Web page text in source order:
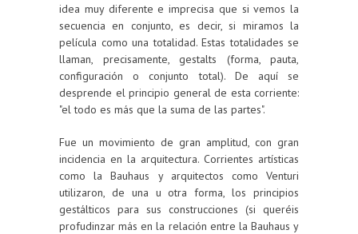
idea muy diferente e imprecisa que si vemos la
secuencia en conjunto, es decir, si miramos la
película como una totalidad. Estas totalidades se
llaman, precisamente, gestalts (forma, pauta,
configuración o conjunto total). De aquí se
desprende el principio general de esta corriente:
"el todo es más que la suma de las partes".
Fue un movimiento de gran amplitud, con gran
incidencia en la arquitectura. Corrientes artísticas
como la Bauhaus y arquitectos como Venturi
utilizaron, de una u otra forma, los principios
gestálticos para sus construcciones (si queréis
profudinzar más en la relación entre la Bauhaus y